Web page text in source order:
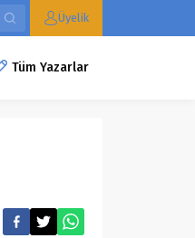
Üyelik
Tüm Yazarlar